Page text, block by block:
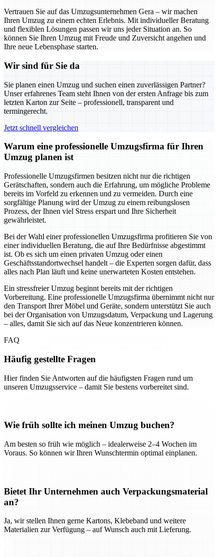
Vertrauen Sie auf das Umzugsunternehmen Gera – wir machen
Ihren Umzug zu einem echten Erlebnis. Mit individueller Beratung
und flexiblen Lösungen passen wir uns jeder Situation an. So
können Sie Ihren Umzug mit Freude und Zuversicht angehen und
Ihre neue Lebensphase starten.
Wir sind für Sie da
Sie planen einen Umzug und suchen einen zuverlässigen Partner?
Unser erfahrenes Team steht Ihnen von der ersten Anfrage bis zum
letzten Karton zur Seite – professionell, transparent und
termingerecht.
Jetzt schnell vergleichen
Warum eine professionelle Umzugsfirma für Ihren
Umzug planen ist
Professionelle Umzugsfirmen besitzen nicht nur die richtigen
Gerätschaften, sondern auch die Erfahrung, um mögliche Probleme
bereits im Vorfeld zu erkennen und zu vermeiden. Durch eine
sorgfältige Planung wird der Umzug zu einem reibungslosen
Prozess, der Ihnen viel Stress erspart und Ihre Sicherheit
gewährleistet.
Bei der Wahl einer professionellen Umzugsfirma profitieren Sie von
einer individuellen Beratung, die auf Ihre Bedürfnisse abgestimmt
ist. Ob es sich um einen privaten Umzug oder einen
Geschäftsstandortwechsel handelt – die Experten sorgen dafür, dass
alles nach Plan läuft und keine unerwarteten Kosten entstehen.
Ein stressfreier Umzug beginnt bereits mit der richtigen
Vorbereitung. Eine professionelle Umzugsfirma übernimmt nicht nur
den Transport Ihrer Möbel und Geräte, sondern unterstützt Sie auch
bei der Organisation von Umzugsdatum, Verpackung und Lagerung
– alles, damit Sie sich auf das Neue konzentrieren können.
FAQ
Häufig gestellte Fragen
Hier finden Sie Antworten auf die häufigsten Fragen rund um
unseren Umzugsservice – damit Sie bestens vorbereitet sind.
Wie früh sollte ich meinen Umzug buchen?
Am besten so früh wie möglich – idealerweise 2–4 Wochen im
Voraus. So können wir Ihren Wunschtermin optimal einplanen.
Bietet Ihr Unternehmen auch Verpackungsmaterial
an?
Ja, wir stellen Ihnen gerne Kartons, Klebeband und weitere
Materialien zur Verfügung – auf Wunsch auch mit Lieferung.